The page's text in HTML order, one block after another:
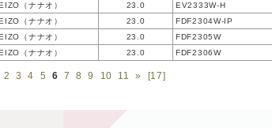
（ナナオ） 23.0 EV2333W-H
（ナナオ） 23.0 FDF2304W-IP
（ナナオ） 23.0 FDF2305W
（ナナオ） 23.0 FDF2306W
2 3 4 5 6 7 8 9 10 11 » [17]